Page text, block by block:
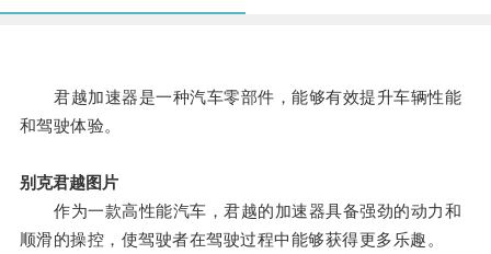
君越加速器是一种汽车零部件，能够有效提升车辆性能
和驾驶体验。
别克君越图片
作为一款高性能汽车，君越的加速器具备强劲的动力和
顺滑的操控，使驾驶者在驾驶过程中能够获得更多乐趣。